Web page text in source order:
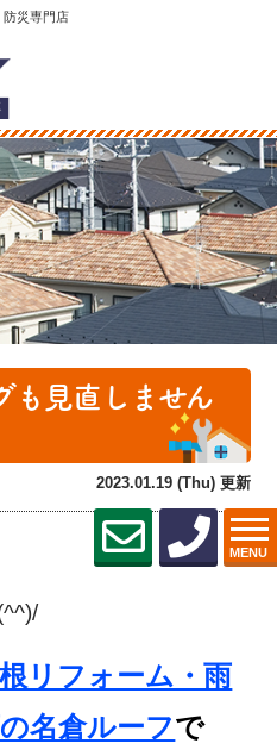
防災専門店
MENU
も見直しません
2023.01.19 (Thu) 更新
リフォーム・雨
名倉ルーフで